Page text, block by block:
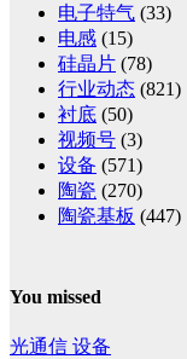
电子特气 (33)
电感 (15)
硅晶片 (78)
行业动态 (821)
衬底 (50)
视频号 (3)
设备 (571)
陶瓷 (270)
陶瓷基板 (447)
You missed
光通信 设备